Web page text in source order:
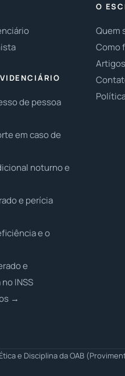
de pessoa
em caso de
noturno e
e perícia
e o
e
INSS
→
O
Quem
Como
Artigos
e Disciplina da OAB